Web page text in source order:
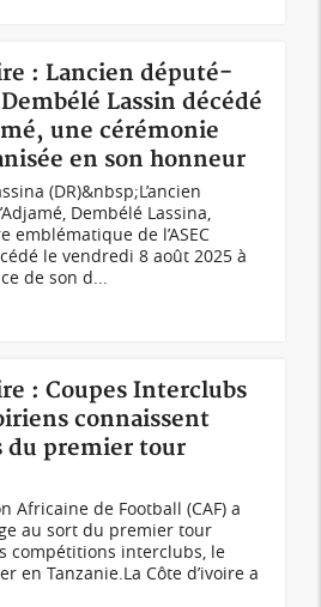
: Lancien député-
Lassin décédé
une cérémonie
en son honneur
(DR)&nbsp;L’ancien
Dembélé Lassina,
emblématique de l’ASEC
le vendredi 8 août 2025 à
de son d...
: Coupes Interclubs
connaissent
du premier tour
Africaine de Football (CAF) a
au sort du premier tour
compétitions interclubs, le
en Tanzanie.La Côte d’ivoire a